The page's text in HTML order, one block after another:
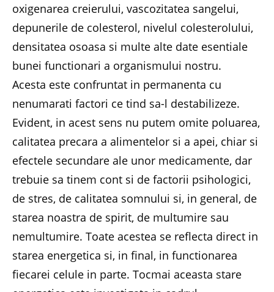
oxigenarea creierului, vascozitatea sangelui,
depunerile de colesterol, nivelul colesterolului,
densitatea osoasa si multe alte date esentiale
bunei functionari a organismului nostru.
Acesta este confruntat in permanenta cu
nenumarati factori ce tind sa-l destabilizeze.
Evident, in acest sens nu putem omite poluarea,
calitatea precara a alimentelor si a apei, chiar si
efectele secundare ale unor medicamente, dar
trebuie sa tinem cont si de factorii psihologici,
de stres, de calitatea somnului si, in general, de
starea noastra de spirit, de multumire sau
nemultumire. Toate acestea se reflecta direct in
starea energetica si, in final, in functionarea
fiecarei celule in parte. Tocmai aceasta stare